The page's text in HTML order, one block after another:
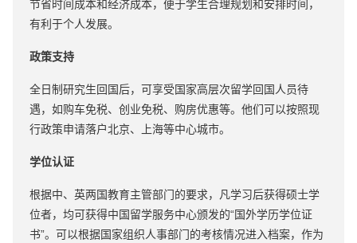
节省时间成本和经济成本，便于学生合理规划和安排时间，
有利于个人发展。
政策支持
全日制研究生回国后，可享受国家高层次留学回国人员待
遇，如购车免税、创业免税、购房优惠等。他们可以按照现
行政策申请落户北京、上海等中心城市。
学位认证
根据中、英两国教育主管部门的要求，凡学习后获得硕士学
位者，均可获得中国留学服务中心颁发的“国外学历学位证
书”。可以根据国家组织人事部门的考核情况进入档案，作为